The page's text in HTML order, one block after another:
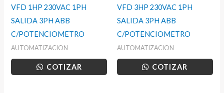
VFD 1HP 230VAC 1PH
SALIDA 3PH ABB
C/POTENCIOMETRO
AUTOMATIZACION
COTIZAR
VFD 3HP 230VAC 1PH
SALIDA 3PH ABB
C/POTENCIOMETRO
AUTOMATIZACION
COTIZAR